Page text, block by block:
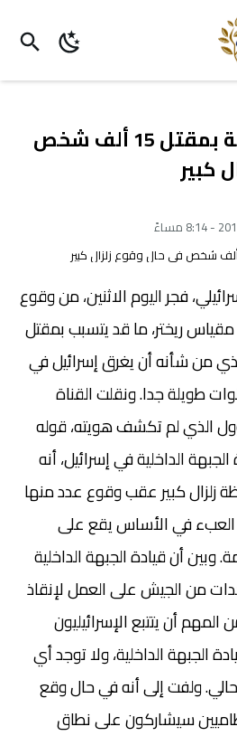
توقعات إسرائيلية بمقتل 15 ألف شخص
كبير
فجر اليوم الاثنين، من وقوع
بدرجة 7.5 على مقياس ريختر، ما قد يتسبب بمقتل
الأمر الذي من شأنه أن يغرق إسرائيل في
طويلة جدا. ونقلت القناة
الذي لم تكشف هويته، قوله
الداخلية في إسرائيل، أنه
زلزال كبير عقب وقوع عدد منها
العبء في الأساس يقع على
وبين أن قيادة الجبهة الداخلية
من الجيش على العمل لإنقاذ
المهم أن يتتبع الإسرائيليون
الجبهة الداخلية، ولا توجد أي
ولفت إلى أنه في حال وقع
سيشاركون على نطاق